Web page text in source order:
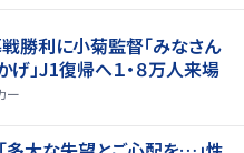
戦勝利に小菊監督「みなさん
」J1復帰へ１・８万人来場
ー